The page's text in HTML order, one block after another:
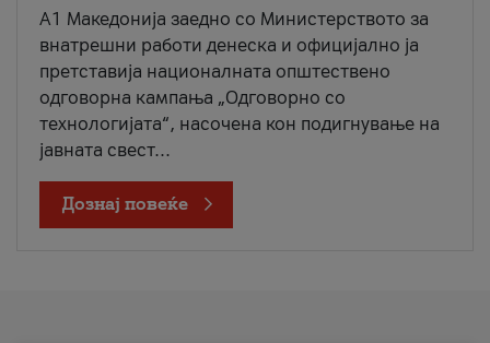
A1 Македонија заедно со Министерството за
внатрешни работи денеска и официјално ја
претставија националната општествено
одговорна кампања „Одговорно со
технологијата“, насочена кон подигнување на
јавната свест...
Дознај повеќе